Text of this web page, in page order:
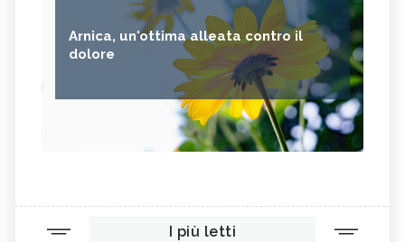
Arnica, un'ottima alleata contro il
dolore
I più letti